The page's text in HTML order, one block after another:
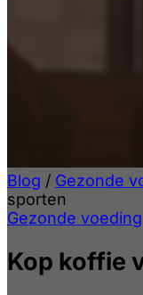
Blog / Gezonde
sporten
Gezonde voeding
Kop koffie